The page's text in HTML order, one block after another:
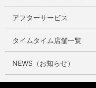
アフターサービス
タイムタイム店舗一覧
NEWS（お知らせ）